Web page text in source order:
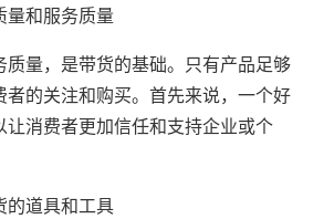
量和服务质量
量，是带货的基础。只有产品足够
的关注和购买。首先来说，一个好
让消费者更加信任和支持企业或个
的道具和工具